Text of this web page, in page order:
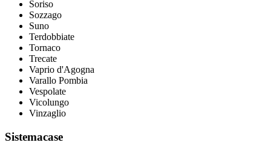
Soriso
Sozzago
Suno
Terdobbiate
Tornaco
Trecate
Vaprio d'Agogna
Varallo Pombia
Vespolate
Vicolungo
Vinzaglio
Sistemacase